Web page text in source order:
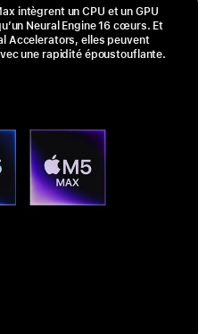
intègrent un CPU et un GPU
Neural Engine 16 cœurs. Et
Accelerators, elles peuvent
une rapidité époustouflante.